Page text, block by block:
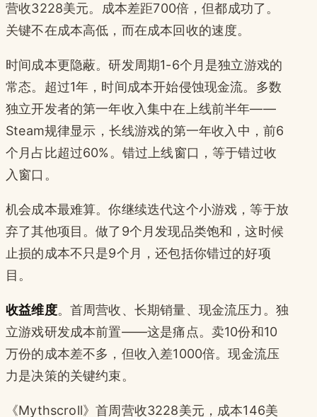
营收3228美元。成本差距700倍，但都成功了。
关键不在成本高低，而在成本回收的速度。
时间成本更隐蔽。研发周期1-6个月是独立游戏的
常态。超过1年，时间成本开始侵蚀现金流。多数
独立开发者的第一年收入集中在上线前半年——
Steam规律显示，长线游戏的第一年收入中，前6
个月占比超过60%。错过上线窗口，等于错过收
入窗口。
机会成本最难算。你继续迭代这个小游戏，等于放
弃了其他项目。做了9个月发现品类饱和，这时候
止损的成本不只是9个月，还包括你错过的好项
目。
收益维度。首周营收、长期销量、现金流压力。独
立游戏研发成本前置——这是痛点。卖10份和10
万份的成本差不多，但收入差1000倍。现金流压
力是决策的关键约束。
《Mythscroll》首周营收3228美元，成本146美